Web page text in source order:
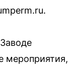
мероприятия,